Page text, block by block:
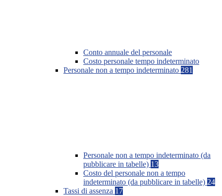
Conto annuale del personale
Costo personale tempo indeterminato
Personale non a tempo indeterminato 281
Personale non a tempo indeterminato (da
pubblicare in tabelle) 13
Costo del personale non a tempo
indeterminato (da pubblicare in tabelle) 24
Tassi di assenza 17